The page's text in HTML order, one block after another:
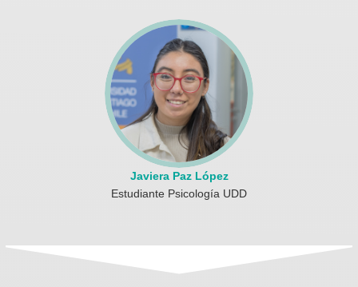
Javiera Paz López
Estudiante Psicología UDD